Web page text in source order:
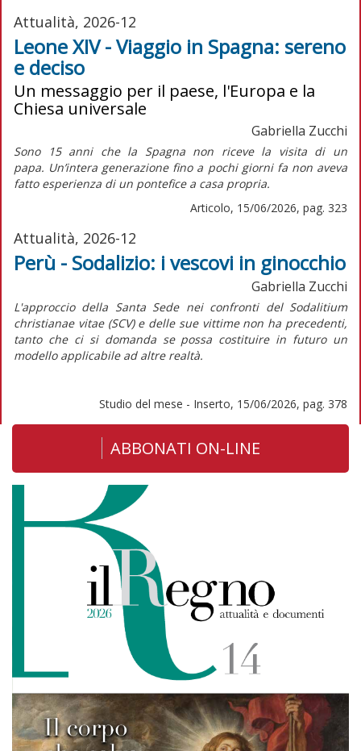
Attualità, 2026-12
Leone XIV - Viaggio in Spagna: sereno
e deciso
Un messaggio per il paese, l'Europa e la
Chiesa universale
Gabriella Zucchi
Sono 15 anni che la Spagna non riceve la visita di un
papa. Un’intera generazione fino a pochi giorni fa non aveva
fatto esperienza di un pontefice a casa propria.
Articolo, 15/06/2026, pag. 323
Attualità, 2026-12
Perù - Sodalizio: i vescovi in ginocchio
Gabriella Zucchi
L'approccio della Santa Sede nei confronti del Sodalitium
christianae vitae(SCV) e delle sue vittime non ha precedenti,
tanto che ci si domanda se possa costituire in futuro un
modello applicabile ad altre realtà.
Studio del mese - Inserto, 15/06/2026, pag. 378
ABBONATI ON-LINE